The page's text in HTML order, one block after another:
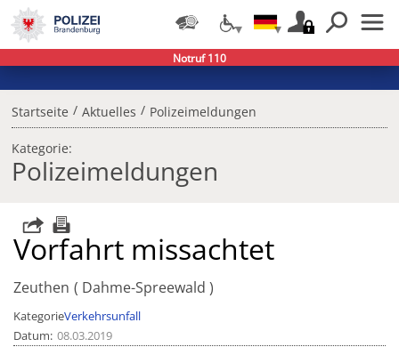
Startseite / Aktuelles / Polizeimeldungen
Kategorie:
Polizeimeldungen
Vorfahrt missachtet
Zeuthen Dahme-Spreewald
KategorieVerkehrsunfall
Datum 08.03.2019
Notruf 110